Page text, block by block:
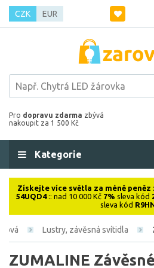
CZK EUR
Pro dopravu zdarma zbývá
nakoupit za 1 500 Kč
Kategorie
Získejte více světla za méně peněz
54UQD4:: nad 10 000 Kč 7% sleva kód
sleva kód
Lustry, závěsná svítidla
ZUMALINE